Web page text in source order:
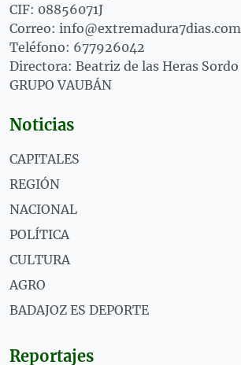
CIF: 08856071J
Correo: info@extremadura7dias.com
Teléfono: 677926042
Directora: Beatriz de las Heras Sordo
GRUPO VAUBÁN
Noticias
CAPITALES
REGIÓN
NACIONAL
POLÍTICA
CULTURA
AGRO
BADAJOZ ES DEPORTE
Reportajes